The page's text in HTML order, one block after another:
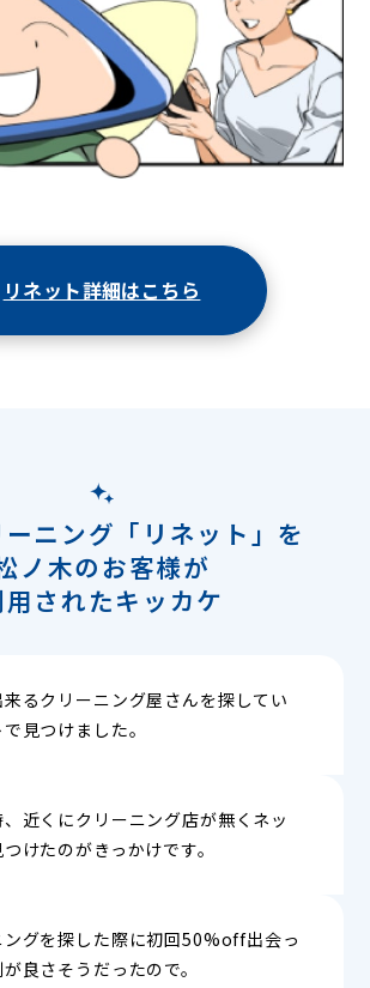
リネット詳細はこちら
ニング「リネット」を
ノ木のお客様が
されたキッカケ
るクリーニング屋さんを探してい
見つけました。
近くにクリーニング店が無くネッ
けたのがきっかけです。
ングを探した際に初回50%off出会っ
良さそうだったので。